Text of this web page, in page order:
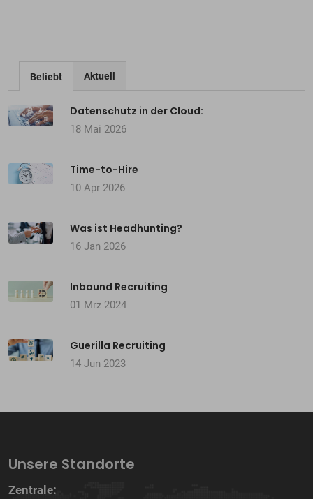
Beliebt Aktuell
Datenschutz in der Cloud:
18 Mai 2026
Time-to-Hire
10 Apr 2026
Was ist Headhunting?
16 Jan 2026
Inbound Recruiting
01 Mrz 2024
Guerilla Recruiting
14 Jun 2023
Unsere Standorte
Zentrale: